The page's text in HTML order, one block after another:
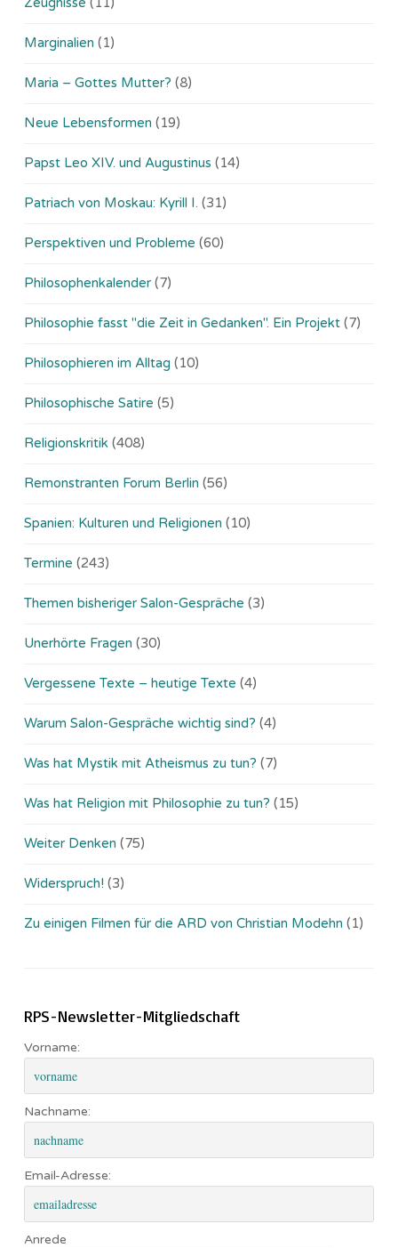
Marginalien (1)
Maria – Gottes Mutter? (8)
Neue Lebensformen (19)
Papst Leo XIV. und Augustinus (14)
Patriach von Moskau: Kyrill I. (31)
Perspektiven und Probleme (60)
Philosophenkalender (7)
Philosophie fasst "die Zeit in Gedanken". Ein Projekt (7)
Philosophieren im Alltag (10)
Philosophische Satire (5)
Religionskritik (408)
Remonstranten Forum Berlin (56)
Spanien: Kulturen und Religionen (10)
Termine (243)
Themen bisheriger Salon-Gespräche (3)
Unerhörte Fragen (30)
Vergessene Texte – heutige Texte (4)
Warum Salon-Gespräche wichtig sind? (4)
Was hat Mystik mit Atheismus zu tun? (7)
Was hat Religion mit Philosophie zu tun? (15)
Weiter Denken (75)
Widerspruch! (3)
Zu einigen Filmen für die ARD von Christian Modehn (1)
RPS-Newsletter-Mitgliedschaft
Vorname:
Nachname:
Email-Adresse:
Anrede